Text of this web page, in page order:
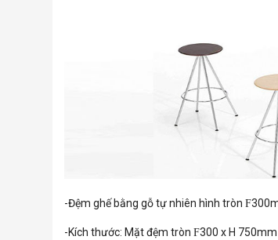
-Đệm ghế bằng gỗ tự nhiên hình tròn F
-Kích thước: Mặt đệm tròn F300 x H 750mm